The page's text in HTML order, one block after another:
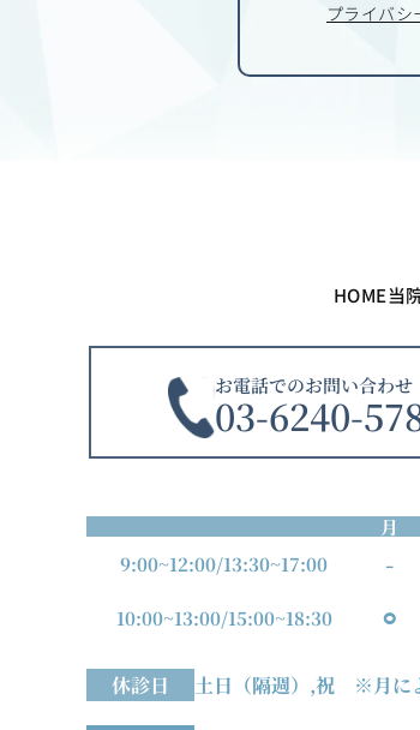
プライバシ
HOME当
お電話でのお問い合わせ
03-6240-
月
9:00~12:00/13:30~17:00 -
10:00~13:00/15:00~18:30 ⚪︎
休診日 土日（隔週）,祝 ※月に